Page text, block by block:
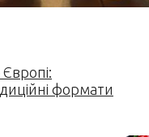
формати